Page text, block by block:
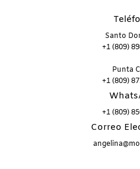
Santo
+1 (809)
Punta
+1 (809)
+1 (809)
Correo